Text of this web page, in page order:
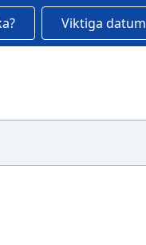
Viktiga datum